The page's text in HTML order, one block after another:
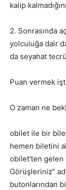
kalıp
2. Sonrasında
yolculuğa dair
da seyahat
Puan vermek
O zaman ne
obilet ile bir
hemen biletini
obilet’ten gelen
Görüşleriniz”
butonlarından